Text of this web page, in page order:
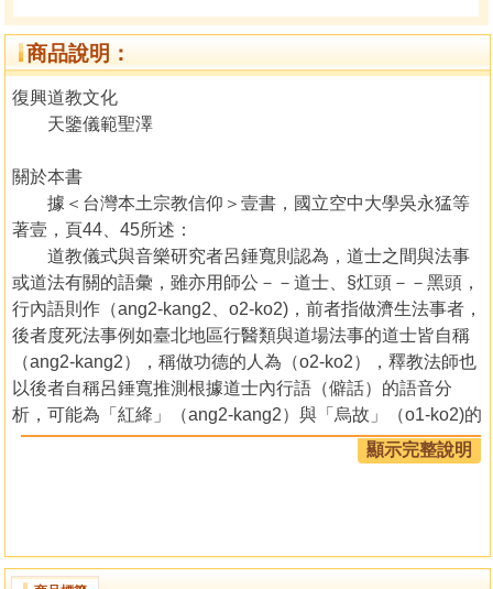
商品說明：
復興道教文化
天鑒儀範聖澤
關於本書
據＜台灣本土宗教信仰＞壹書，國立空中大學吳永猛等
著壹，頁44、45所述：
道教儀式與音樂研究者呂錘寬則認為，道士之間與法事
或道法有關的語彙，雖亦用師公－－道士、§灴頭－－黑頭，
行內語則作（ang2-kang2、o2-ko2)，前者指做濟生法事者，
後者度死法事例如臺北地區行醫類與道場法事的道士皆自稱
（ang2-kang2），稱做功德的人為（o2-ko2），釋教法師也
以後者自稱呂錘寬推測根據道士內行語（僻話）的語音分
析，可能為「紅絳」（ang2-kang2）與「烏故」（o1-ko2)的
變音調詞，以（ang2-kang2）自稱的道士，所崇奉的宗師牌
上署以「道法二門」，所做的法事包括道門與法門，法門為
逐漸以正一道士自稱，認為屬正一派，並稱做超度法事者為
顯示完整說明